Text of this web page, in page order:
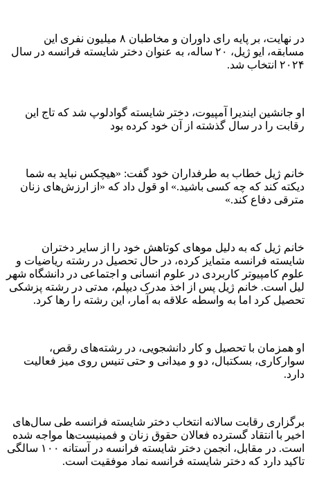
در نهایت، بر پایه رای داوران و مخاطبان ۸ میلیون نفری این
مسابقه، ایو ژیل، ۲۰ ساله، به عنوان دختر شایسته فرانسه در سال
۲۰۲۴ انتخاب شد.
او جانشین ایندیرا آمپیوت، دختر شایسته گوادلوپ شد که تاج این
رقابت را در سال گذشته از آن خود کرده بود
خانم ژیل خطاب به طرفداران خود گفت: «هیچکس نباید به شما
دیکته کند که چه کسی باشید.» او قول داد که «از ارزش‌های زنان
مترقی دفاع کند.»
خانم ژیل که به دلیل موهای کوتاهش خود را از سایر دختران
شایسته فرانسه متمایز کرده، در حال تحصیل در رشته ریاضیات و
علوم کامپیوتر کاربردی در علوم انسانی و اجتماعی در دانشگاه شهر
لیل است. خانم ژیل پس از اخذ مدرک دیپلم، مدتی در رشته پزشکی
تحصیل کرد اما به واسطه علاقه به آمار، این رشته را رها کرد.
او همزمان با تحصیل و کار دانشجویی، در رشته‌های رقص،
سوارکاری، بسکتبال، دو و میدانی و حتی تنیس روی میز فعالیت
دارد.
برگزاری رقابت سالانه انتخاب دختر شایسته فرانسه طی سال‌های
اخیر با انتقاد گسترده فعالان حقوق زنان و فمینیست‌ها مواجه شده
است. در مقابل، انجمن دختر شایسته فرانسه در آستانه ۱۰۰ سالگی
تاکید دارد که دختر شایسته فرانسه نماد موفقیت است.